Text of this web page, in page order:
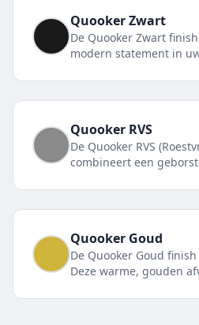
QuookerZwart
De Quooker Zwart
modern statement in
keuze voor eigentijdse
Quooker RVS
De Quooker RVS
combineert een
voor wie een moderne
zoekt.
Quooker Goud
De Quooker Goud
Deze warme, gouden
elegantie en verfijning.